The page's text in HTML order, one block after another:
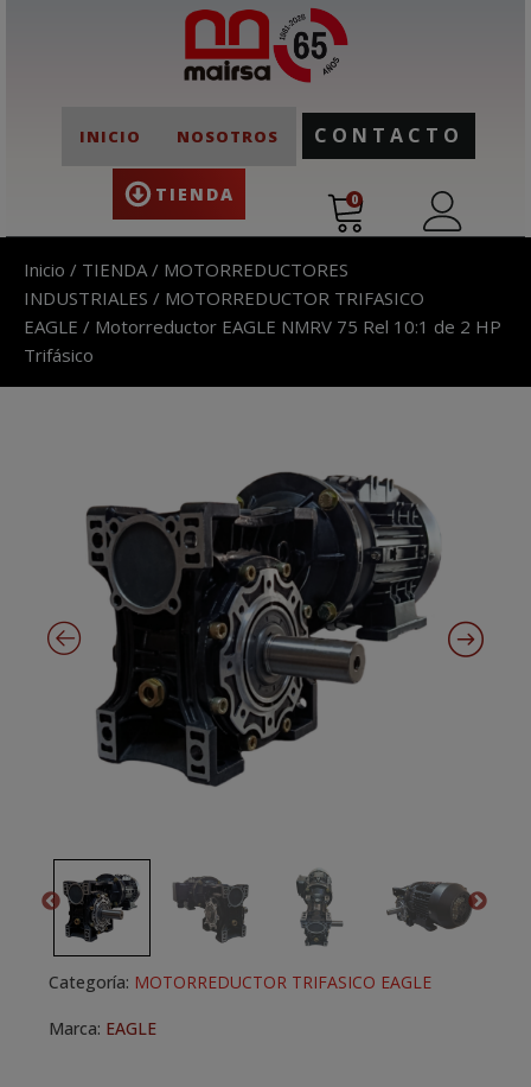
INICIO NOSOTROS
TIENDA
CONTACTO
0
Inicio / TIENDA / MOTORREDUCTORES
INDUSTRIALES / MOTORREDUCTOR TRIFASICO
EAGLE / Motorreductor EAGLE NMRV 75 Rel 10:1 de 2 HP
Trifásico
Categoría: MOTORREDUCTOR TRIFASICO EAGLE
Marca: EAGLE